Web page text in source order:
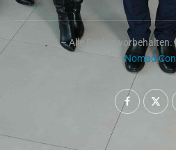
@2024 – Alle Rechte
vonNomad